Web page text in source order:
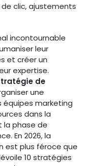
de clic, ajustements
incontournable
leur
et créer un
expertise.
de
une
équipes marketing
dans la
la phase de
En 2026, la
est plus féroce que
10 stratégies